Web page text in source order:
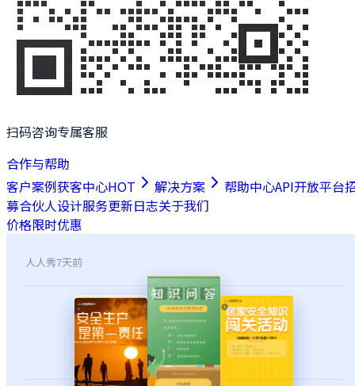
扫码咨询专属客服
合作与帮助
客户案例获客中心HOT 解决方案 帮助中心API开放平台
募合伙人设计服务更新日志关于我们
价格限时优惠
人人秀7天前